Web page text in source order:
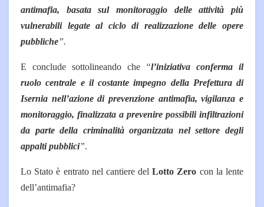
antimafia, basata sul monitoraggio delle attività più
vulnerabili legate al ciclo di realizzazione delle opere
pubbliche”.
E conclude sottolineando che “l’iniziativa conferma il
ruolo centrale e il costante impegno della Prefettura di
Isernia nell’azione di prevenzione antimafia, vigilanza e
monitoraggio, finalizzata a prevenire possibili infiltrazioni
da parte della criminalità organizzata nel settore degli
appalti pubblici”.
Lo Stato è entrato nel cantiere delLotto Zero con la lente
dell’antimafia?